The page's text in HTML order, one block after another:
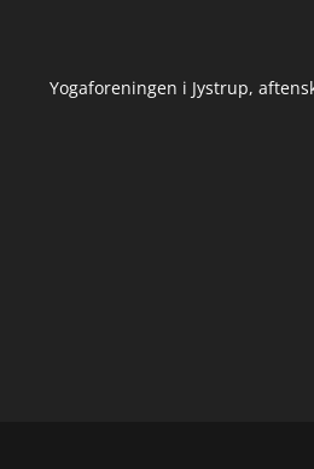
Yogaforeningen i Jystrup,